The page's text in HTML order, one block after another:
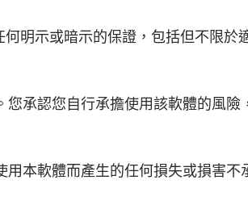
明示或暗示的保證，包括但不限於
承認您自行承擔使用該軟體的風
本軟體而產生的任何損失或損害